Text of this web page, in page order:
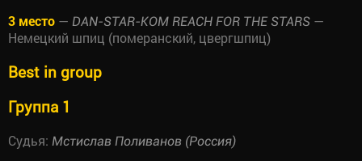
3 место — DAN-STAR-KOM REACH FOR THE STARS —
Немецкий шпиц (померанский, цвергшпиц)
Best in group
Группа 1
Судья: Мстислав Поливанов (Россия)